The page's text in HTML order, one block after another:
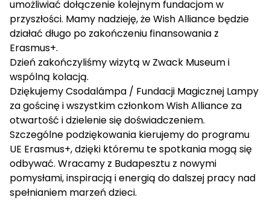
umożliwiać dołączenie kolejnym fundacjom w
przyszłości. Mamy nadzieję, że Wish Alliance będzie
działać długo po zakończeniu finansowania z
Erasmus+.
Dzień zakończyliśmy wizytą w Zwack Museum i
wspólną kolacją.
Dziękujemy Csodalámpa / Fundacji Magicznej Lampy
za gościnę i wszystkim członkom Wish Alliance za
otwartość i dzielenie się doświadczeniem.
Szczególne podziękowania kierujemy do programu
UE Erasmus+, dzięki któremu te spotkania mogą się
odbywać. Wracamy z Budapesztu z nowymi
pomysłami, inspiracją i energią do dalszej pracy nad
spełnianiem marzeń dzieci.